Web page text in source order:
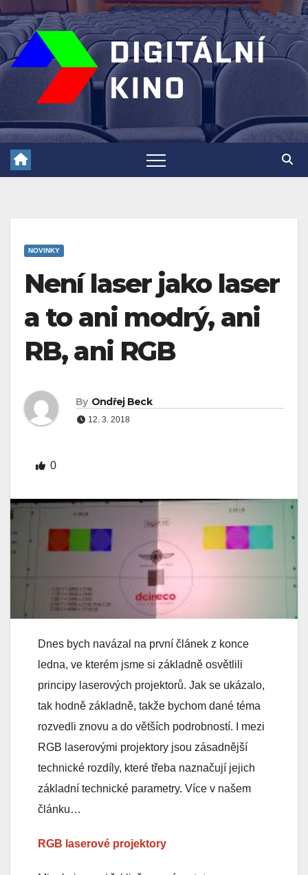
Skip
to
content
NOVINKY
Není laser jako laser
a to ani modrý, ani
RB, ani RGB
By Ondřej Beck
12. 3. 2018
0
Dnes bych navázal na první článek z konce
ledna, ve kterém jsme si základně osvětlili
principy laserových projektorů. Jak se ukázalo,
tak hodně základně, takže bychom dané téma
rozvedli znovu a do větších podrobností. I mezi
RGB laserovými projektory jsou zásadnější
technické rozdíly, které třeba naznačují jejich
základní technické parametry. Více v našem
článku…
RGB laserové projektory